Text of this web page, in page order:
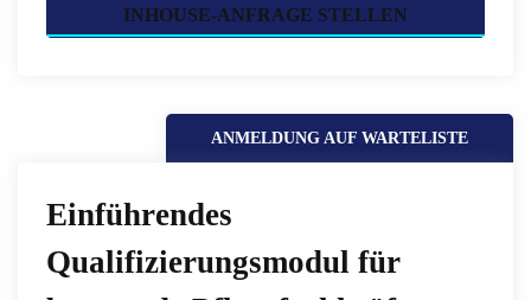
INHOUSE-ANFRAGE STELLEN
ANMELDUNG AUF WARTELISTE
Einführendes
Qualifizierungsmodul für